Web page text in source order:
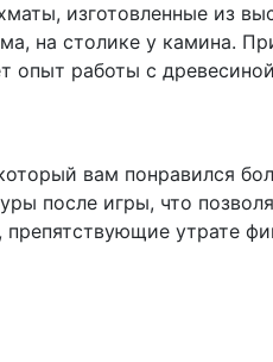
изготовленные из
на столике у камина.
опыт работы с
вам понравился
после игры, что
утрате